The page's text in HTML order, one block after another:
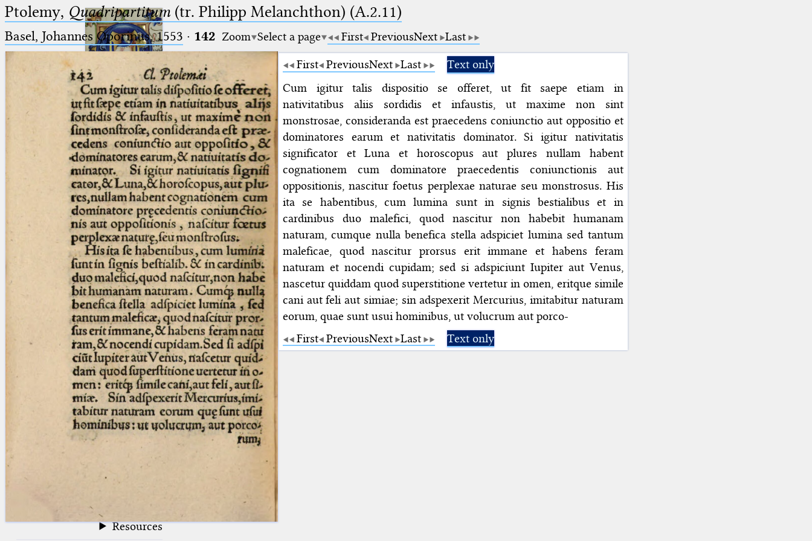
Ptolemaeus
Arabus et Latinus
(the underscore) is the placeholder
for exactly one character.
(the percent sign) is the
placeholder for no, one or more
than one character.
(two percent signs) is the
placeholder for no, one or more
than one character, but not for
blank space (so that a search ends
at word boundaries).
🔎︎
Start
Project
Team
News
Jobs
Publications
Conference
Arabic Works
Arabic Manuscripts
Latin Works
Latin Manuscripts
Latin Early Prints
Images
Texts
Resources
Ptolemy, Quadripartitum (tr. Philipp Melanchthon) (A.2.11)
Basel, Johannes Oporinus, 1553 · 142 Zoom Select a page First PreviousNext Last
First PreviousNext Last
Text only
Cum igitur talis dispositio se offeret, ut fit saepe etiam in
nativitatibus aliis sordidis et infaustis, ut maxime non sint
monstrosae, consideranda est praecedens coniunctio aut oppositio et
dominatores earum et nativitatis dominator. Si igitur nativitatis
significator et Luna et horoscopus aut plures nullam habent
cognationem cum dominatore praecedentis coniunctionis aut
oppositionis, nascitur foetus perplexae naturae seu monstrosus. His
ita se habentibus, cum lumina sunt in signis bestialibus et in
cardinibus duo malefici, quod nascitur non habebit humanam
naturam, cumque nulla benefica stella adspiciet lumina sed tantum
maleficae, quod nascitur prorsus erit immane et habens feram
naturam et nocendi cupidam; sed si adspiciunt Iupiter aut Venus,
nascetur quiddam quod superstitione vertetur in omen, eritque simile
cani aut feli aut simiae; sin adspexerit Mercurius, imitabitur naturam
eorum, quae sunt usui hominibus, ut volucrum aut porco-
First PreviousNext Last Text only